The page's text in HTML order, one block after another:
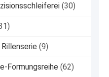
(30)
(9)
Formungsreihe (62)